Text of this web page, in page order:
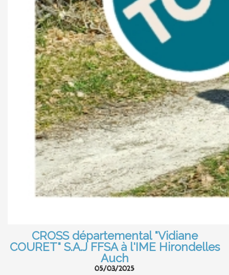
CROSS départemental "Vidiane
COURET" S.A.J FFSA à l'IME Hirondelles
Auch
05/03/2025